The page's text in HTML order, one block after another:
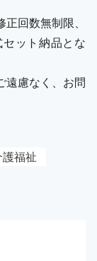
回数無制限、
ット納品とな
遠慮なく、お問
福祉